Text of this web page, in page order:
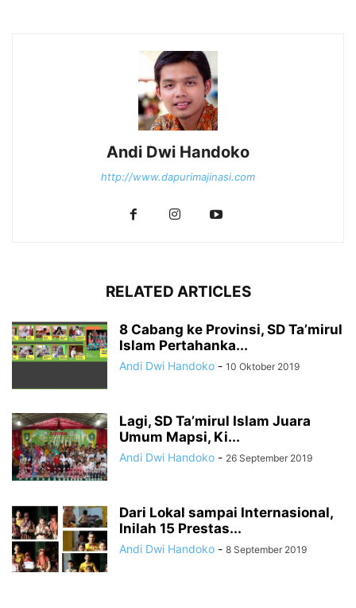
Andi Dwi Handoko
http://www.dapurimajinasi.com
RELATED ARTICLES
8 Cabang ke Provinsi, SD Ta’mirul
Islam Pertahanka...
Andi Dwi Handoko - 10 Oktober 2019
Lagi, SD Ta’mirul Islam Juara
Umum Mapsi, Ki...
Andi Dwi Handoko - 26 September 2019
Dari Lokal sampai Internasional,
Inilah 15 Prestas...
Andi Dwi Handoko - 8 September 2019